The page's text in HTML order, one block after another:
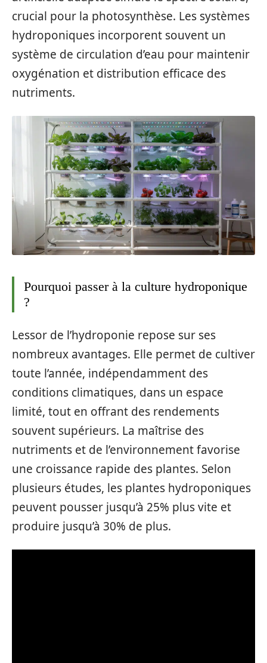
crucial pour la photosynthèse. Les systèmes
hydroponiques incorporent souvent un
système de circulation d’eau pour maintenir
oxygénation et distribution efficace des
nutriments.
Pourquoi passer à la culture hydroponique
?
Lessor de l’hydroponie repose sur ses
nombreux avantages. Elle permet de cultiver
toute l’année, indépendamment des
conditions climatiques, dans un espace
limité, tout en offrant des rendements
souvent supérieurs. La maîtrise des
nutriments et de l’environnement favorise
une croissance rapide des plantes. Selon
plusieurs études, les plantes hydroponiques
peuvent pousser jusqu’à 25% plus vite et
produire jusqu’à 30% de plus.